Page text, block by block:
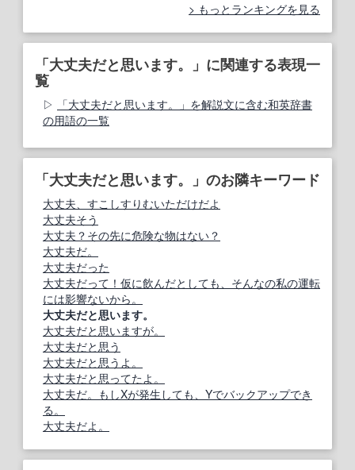
もっとランキングを見る
「大丈夫だと思います。」に関連する表現一
覧
「大丈夫だと思います。」を解説文に含む和英辞書
の用語の一覧
「大丈夫だと思います。」のお隣キーワード
大丈夫、すこしすりむいただけだよ
大丈夫そう
大丈夫？その先に危険な物はない？
大丈夫だ。
大丈夫だった
大丈夫だって！仮に飲んだとしても、そんなの私の運転
には影響ないから。
大丈夫だと思います。
大丈夫だと思いますが。
大丈夫だと思う
大丈夫だと思うよ。
大丈夫だと思ってたよ。
大丈夫だ。もしXが発生しても、Yでバックアップでき
る。
大丈夫だよ。